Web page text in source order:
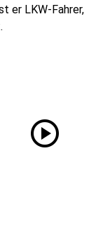
er LKW-Fahrer,
play_circle